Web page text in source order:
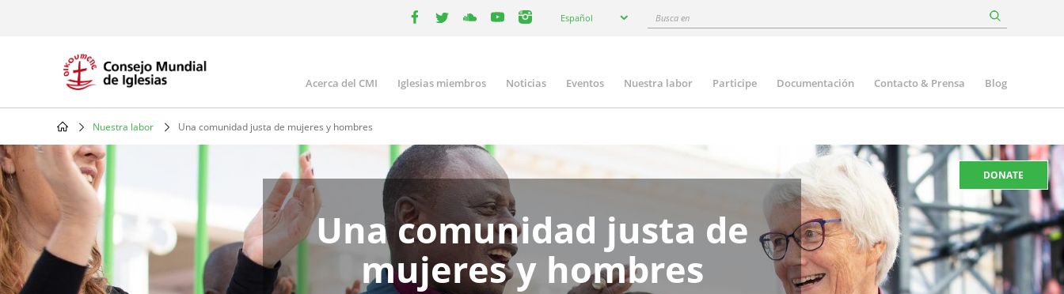
your
Español
Busca
Main
navigation
Acerca del CMI Iglesias miembros Noticias Eventos Nuestra labor Participe Documentación Contacto & Prensa Blog
Breadcrumb
Nuestra labor Una comunidad justa de mujeres y hombres
Una comunidad justa de
mujeres y hombres
DONATE